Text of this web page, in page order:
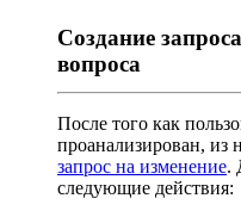
Cоздание
вопроса
После того как
проанализирован, из
запрос на изменение.
следующие действия: